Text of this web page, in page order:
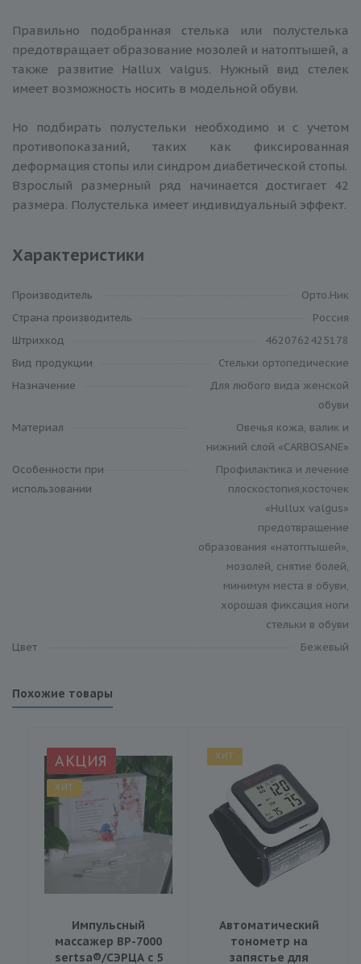
Правильно подобранная стелька или полустелька
предотвращает образование мозолей и натоптышей, а
также развитие Hallux valgus. Нужный вид стелек
имеет возможность носить в модельной обуви.
Но подбирать полустельки необходимо и с учетом
противопоказаний, таких как фиксированная
деформация стопы или синдром диабетической стопы.
Взрослый размерный ряд начинается достигает 42
размера. Полустелька имеет индивидуальный эффект.
Характеристики
Производитель
Орто.Ник
Cтрана производитель
Россия
Штрихкод
4620762425178
Вид продукции
Стельки ортопедические
Назначение
Для любого вида женской
обуви
Материал
Овечья кожа, валик и
нижний слой «CARBOSANE»
Особенности при
использовании
Профилактика и лечение
плоскостопия,косточек
«Hullux valgus»
предотвращение
образования «натоптышей»,
мозолей, снятие болей,
минимум места в обуви,
хорошая фиксация ноги
стельки в обуви
Цвет
Бежевый
Похожие товары
АКЦИЯ
ХИТ
Импульсный
массажер BP-7000
sertsa®/СЭРЦА с 5
ХИТ
Автоматический
тонометр на
запястье для